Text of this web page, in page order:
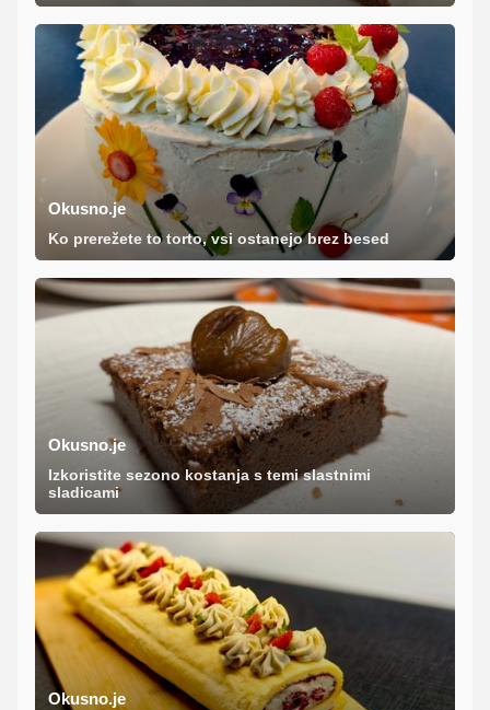
Okusno.je
Ko prerežete to torto, vsi ostanejo brez besed
Okusno.je
Izkoristite sezono kostanja s temi slastnimi
sladicami
Okusno.je